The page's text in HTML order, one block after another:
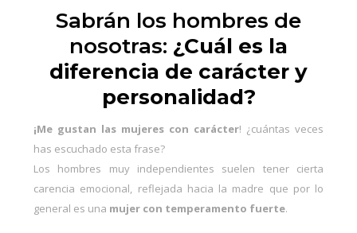
Sabrán los hombres de
nosotras: ¿Cuál es la
diferencia de carácter y
personalidad?
¡Me gustan las mujeres con carácter! ¿cuántas veces
has escuchado esta frase?
Los hombres muy independientes suelen tener cierta
carencia emocional, reflejada hacia la madre que por lo
general es una mujer con temperamento fuerte.